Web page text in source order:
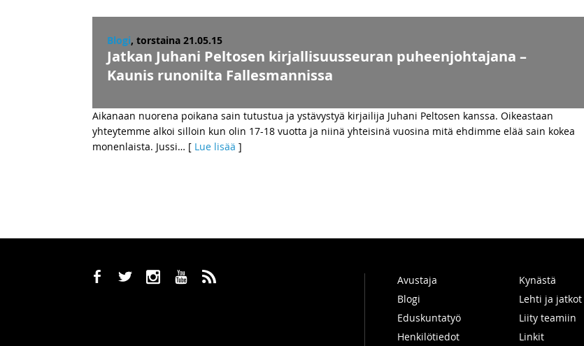
Blogi, torstaina 21.05.15
Jatkan Juhani Peltosen kirjallisuusseuran puheenjohtajana –
Kaunis runonilta Fallesmannissa
Aikanaan nuorena poikana sain tutustua ja ystävystyä kirjailija Juhani Peltosen kanssa. Oikeastaan
yhteytemme alkoi silloin kun olin 17-18 vuotta ja niinä yhteisinä vuosina mitä ehdimme elää sain kokea
monenlaista. Jussi… [ Lue lisää ]
b a x r ,
Avustaja
Blogi
Eduskuntatyö
Henkilötiedot
Kynästä
Lehti ja jatkot
Liity teamiin
Linkit